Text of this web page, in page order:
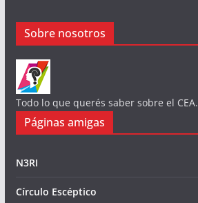
Sobre nosotros
Todo lo que querés saber sobre el CEA.
Páginas amigas
N3RI
Círculo Escéptico